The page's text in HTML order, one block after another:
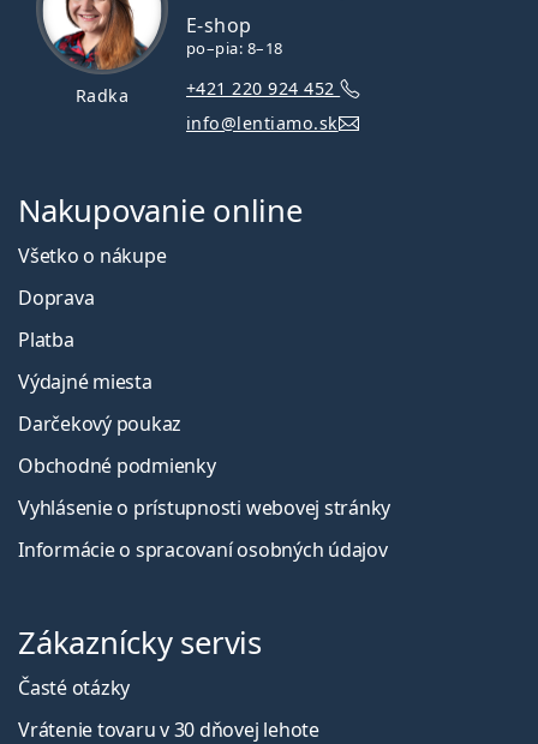
Radka
E-shop
po–pia: 8–18
+421 220 924 452
info@lentiamo.sk
Nakupovanie online
Všetko o nákupe
Doprava
Platba
Výdajné miesta
Darčekový poukaz
Obchodné podmienky
Vyhlásenie o prístupnosti webovej stránky
Informácie o spracovaní osobných údajov
Zákaznícky servis
Časté otázky
Vrátenie tovaru v 30 dňovej lehote